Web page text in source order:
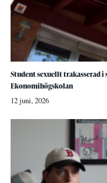
Student sexuellt trakasserad i
Ekonomihögskolan
12 juni, 2026